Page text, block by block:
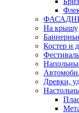
На крышу
Костер и
Древки,